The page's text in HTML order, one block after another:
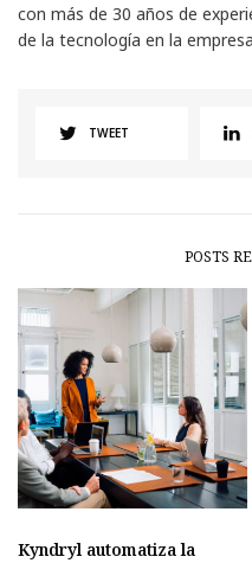
con más de 30 años de
de la tecnología en la
TWEET
POSTS
Kyndryl automatiza la